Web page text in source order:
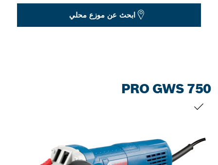
ابحث عن موزع محلي
PRO GWS 750